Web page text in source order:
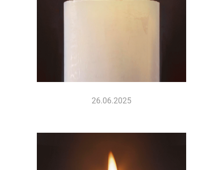
26.06.2025